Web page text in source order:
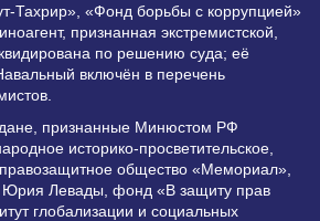
Тахрир», «Фонд борьбы с коррупцией»
признанная экстремистской,
по решению суда; её
включён в перечень
признанные Минюстом РФ
историко-просветительское,
общество «Мемориал»,
Юрия Левады, фонд «В защиту прав
глобализации и социальных